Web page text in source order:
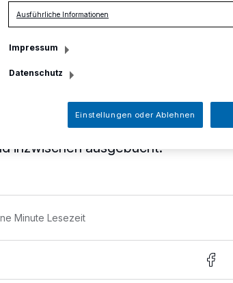
ist ausgebucht
22. September, findet der
ab 15 Uhr in der
inzwischen ausgebucht.
Minute Lesezeit
Ausführliche Informationen
Impressum
Datenschutz
Einstellungen oder Ablehnen